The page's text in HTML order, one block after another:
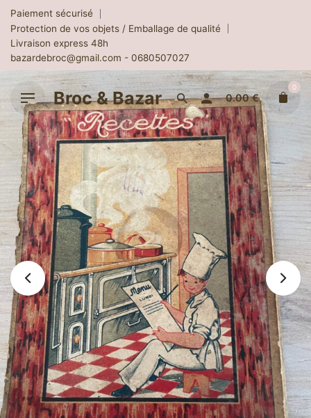
Skip
content
Paiement sécurisé
Protection de vos objets / Emballage de qualité
Livraison express 48h
bazardebroc@gmail.com - 0680507027
Broc & Bazar 0.00€
0